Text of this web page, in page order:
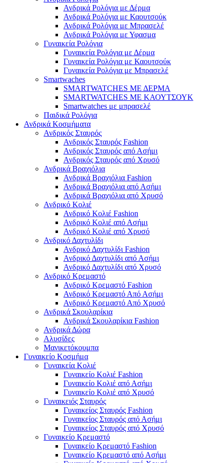
Ανδρικά Ρολόγια με Δέρμα
Ανδρικά Ρολόγια με Καουτσούκ
Ανδρικά Ρολόγια με Μπρασελέ
Ανδρικά Ρολόγια με Υφασμα
Γυναικεία Ρολόγια
Γυναικεία Ρολόγια με Δέρμα
Γυναικεία Ρολόγια με Καουτσούκ
Γυναικεία Ρολόγια με Μπρασελέ
Smartwaches
SMARTWATCHES ΜΕ ΔΕΡΜΑ
SMARTWATCHES ΜΕ ΚΑΟΥΤΣΟΥΚ
Smartwatches με μπρασελέ
Παιδικά Ρολόγια
Ανδρικά Κοσμήματα
Ανδρικός Σταυρός
Ανδρικός Σταυρός Fashion
Ανδρικός Σταυρός από Ασήμι
Ανδρικός Σταυρός από Χρυσό
Ανδρικά Βραχιόλια
Ανδρικά Βραχιόλια Fashion
Ανδρικά Βραχιόλια από Ασήμι
Ανδρικά Βραχιόλια από Χρυσό
Ανδρικό Κολιέ
Ανδρικό Κολιέ Fashion
Ανδρικό Κολιέ από Ασήμι
Ανδρικό Κολιέ από Χρυσό
Ανδρικό Δαχτυλίδι
Ανδρικό Δαχτυλίδι Fashion
Ανδρικό Δαχτυλίδι από Ασήμι
Ανδρικό Δαχτυλίδι από Χρυσό
Ανδρικό Κρεμαστό
Ανδρικό Κρεμαστό Fashion
Ανδρικό Κρεμαστό Από Ασήμι
Ανδρικό Κρεμαστό Από Χρυσό
Ανδρικά Σκουλαρίκια
Ανδρικά Σκουλαρίκια Fashion
Ανδρικά Δώρα
Αλυσίδες
Μανικετόκουμπα
Γυναικείο Κοσμήμα
Γυναικεία Κολιέ
Γυναικείο Κολιέ Fashion
Γυναικείο Κολιέ από Ασήμι
Γυναικείο Κολιέ από Χρυσό
Γυναικειός Σταυρός
Γυναικείος Σταυρός Fashion
Γυναικείος Σταυρός από Ασήμι
Γυναικείος Σταυρός από Χρυσό
Γυναικείο Κρεμαστό
Γυναικείο Κρεμαστό Fashion
Γυναικείο Κρεμαστό από Ασήμι